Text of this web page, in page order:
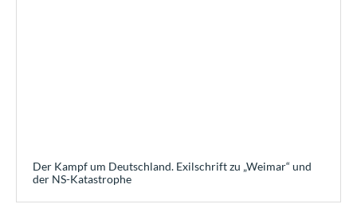
Der Kampf um Deutschland. Exilschrift zu „Weimar“ und
der NS-Katastrophe